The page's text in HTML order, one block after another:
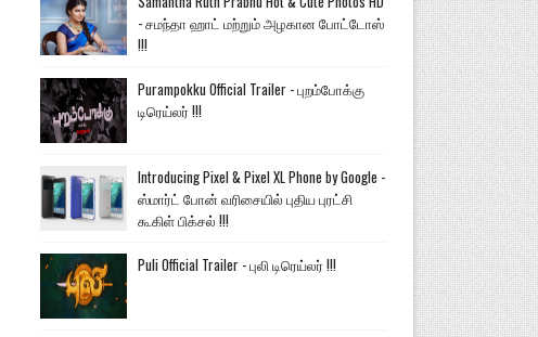
- சமந்தா ஹாட் மற்றும் அழகான போட்டோஸ்
!!!
Purampokku Official Trailer - புறம்போக்கு
டிரெய்லர் !!!
Introducing Pixel & Pixel XL Phone by Google -
ஸ்மார்ட் போன் வரிசையில் புதிய புரட்சி
கூகிள் பிக்சல் !!!
Puli Official Trailer - புலி டிரெய்லர் !!!